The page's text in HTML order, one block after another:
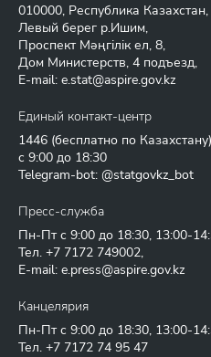
010000, Республика Казахстан,
Левый берег р.Ишим,
Проспект Мәңгілік ел, 8,
Дом Министерств, 4 подъезд,
E-mail: e.stat@aspire.gov.kz
Единый контакт-центр
1446 (бесплатно по Казахстану)
с 9:00 до 18:30
Telegram-bot: @statgovkz_bot
Пресс-служба
Пн-Пт с 9:00 до 18:30, 13:00-
Тел. +7 7172 749002,
E-mail: e.press@aspire.gov.kz
Канцелярия
Пн-Пт с 9:00 до 18:30, 13:00-
Тел. +7 7172 74 95 47